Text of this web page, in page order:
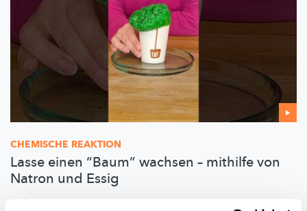
CHEMISCHE REAKTION
Lasse einen “Baum” wachsen – mithilfe von
Natron und Essig